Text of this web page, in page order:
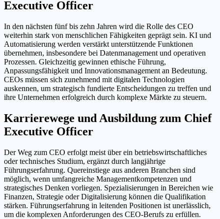
Executive Officer
In den nächsten fünf bis zehn Jahren wird die Rolle des CEO
weiterhin stark von menschlichen Fähigkeiten geprägt sein. KI und
Automatisierung werden verstärkt unterstützende Funktionen
übernehmen, insbesondere bei Datenmanagement und operativen
Prozessen. Gleichzeitig gewinnen ethische Führung,
Anpassungsfähigkeit und Innovationsmanagement an Bedeutung.
CEOs müssen sich zunehmend mit digitalen Technologien
auskennen, um strategisch fundierte Entscheidungen zu treffen und
ihre Unternehmen erfolgreich durch komplexe Märkte zu steuern.
Karrierewege und Ausbildung zum Chief
Executive Officer
Der Weg zum CEO erfolgt meist über ein betriebswirtschaftliches
oder technisches Studium, ergänzt durch langjährige
Führungserfahrung. Quereinstiege aus anderen Branchen sind
möglich, wenn umfangreiche Managementkompetenzen und
strategisches Denken vorliegen. Spezialisierungen in Bereichen wie
Finanzen, Strategie oder Digitalisierung können die Qualifikation
stärken. Führungserfahrung in leitenden Positionen ist unerlässlich,
um die komplexen Anforderungen des CEO-Berufs zu erfüllen.